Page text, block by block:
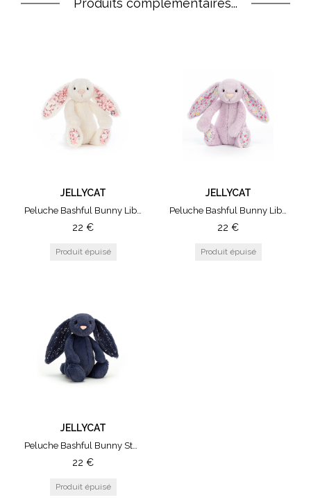
Produits complémentaires...
JELLYCAT
Peluche Bashful Bunny Liberty - Small Cherry
22 €
JELLYCAT
Peluche Bashful Bunny Liberty - Small Jasmine
22 €
JELLYCAT
Peluche Bashful Bunny Stars - Small Stardust
22 €